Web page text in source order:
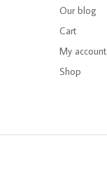
Our blog
Cart
My account
Shop